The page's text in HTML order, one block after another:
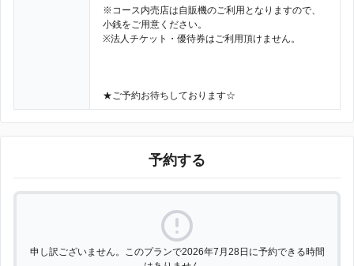
※コース内売店は自販機のご利用となりますので、
小銭をご用意ください。
※法人チケット・優待券はご利用頂けません。
★ご予約お待ちしております☆
予約する
申し訳ございません。このプランで2026年7月28日に予約できる時間